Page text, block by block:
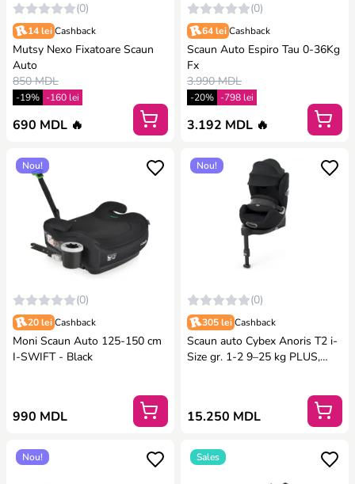
(0)
14 lei Cashback
Mutsy Nexo Fixatoare Scaun
Auto
850 MDL
-19% -160 lei
690 MDL 🔥
(0)
64 lei Cashback
Scaun Auto Espiro Tau 0-36Kg
Fx
3.990 MDL
-20% -798 lei
3.192 MDL 🔥
Nou!
(0)
20 lei Cashback
Moni Scaun Auto 125-150 cm
I-SWIFT - Black
990 MDL
Nou!
(0)
305 lei Cashback
Scaun auto Cybex Anoris T2 i-
Size gr. 1-2 9–25 kg PLUS,
15.250 MDL
Nou! Sales